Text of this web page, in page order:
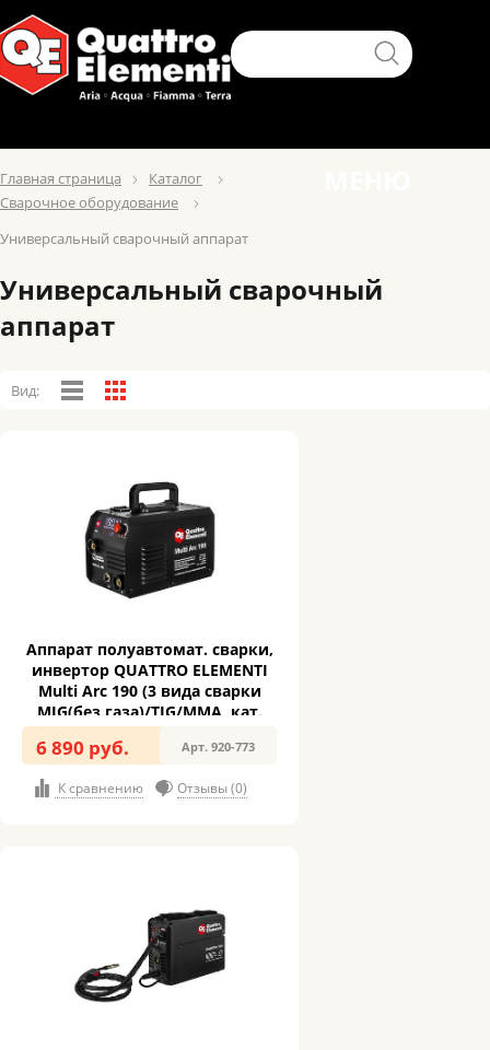
Главная страница
Каталог
Сварочное оборудование
Универсальный сварочный аппарат
Универсальный сварочный
аппарат
Вид:
Аппарат полуавтомат. сварки,
инвертор QUATTRO ELEMENTI
Multi Arc 190 (3 вида сварки
MIG(без газа)/TIG/MMA, кат.
1кг, дисплей) (920-773)
6 890 руб. Арт. 920-773
К сравнению Отзывы (0)